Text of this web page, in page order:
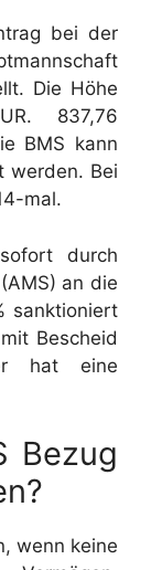
bei der
Die Höhe
837,76
BMS kann
werden. Bei
mal.
durch
an die
sanktioniert
Bescheid
hat eine
Bezug
wenn keine